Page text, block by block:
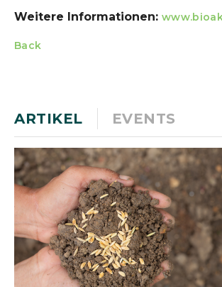
Weitere Informationen:
Back
ARTIKEL EVENTS